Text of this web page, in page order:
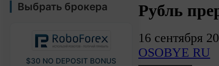
Выбрать брокера
$30 NO DEPOSIT BONUS
Рубль
16 сентября
OSOBYE RU